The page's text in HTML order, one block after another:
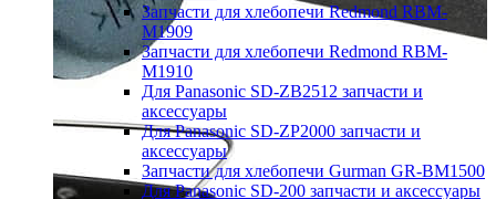
Запчасти для хлебопечи Redmond RBM-
M1909
Запчасти для хлебопечи Redmond RBM-
M1910
Для Panasonic SD-ZB2512 запчасти и
аксессуары
Для Panasonic SD-ZP2000 запчасти и
аксессуары
Запчасти для хлебопечи Gurman GR-BM1500
Для Panasonic SD-200 запчасти и аксессуары